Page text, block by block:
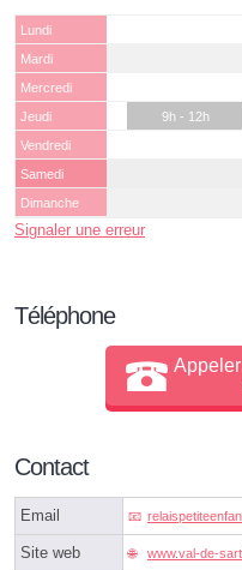
Lundi
Mardi
Mercredi
Jeudi
9h - 12h
Vendredi
Samedi
Dimanche
Signaler une erreur
Téléphone
Contact
Email
Site web www.val-de-